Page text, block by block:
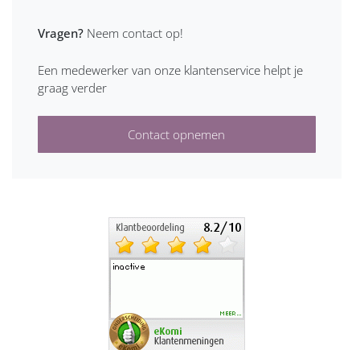
Vragen? Neem contact op!
Een medewerker van onze klantenservice helpt je
graag verder
Contact opnemen